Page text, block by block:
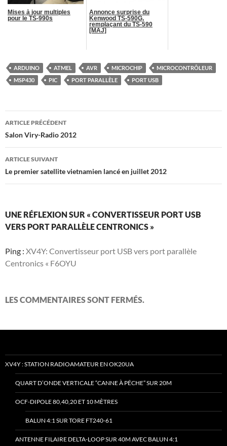
Mises à jour multiples
pour le TS-990s
Annonce surprise du
Kenwood TS-590G,
remplaçant du TS-590
[MAJ]
ARDUINO ATMEL AVR MICROCHIP
MICROCONTRÔLEUR
MSP430
PIC PORT PARALLÈLE PORT USB
Navigation
des
articles
ARTICLE PRÉCÉDENT
Salon Viry-Radio 2012
ARTICLE SUIVANT
Le premier satellite vietnamien lancé en juillet 2012
UNE RÉFLEXION SUR « CONVERTISSEUR PORT USB
VERS PORT PARALLÈLE CENTRONICS »
Ping : XV4Y: Convertisseur port USB vers port parallèle
Centronics « F6OYU
LES COMMENTAIRES SONT FERMÉS.
XV4Y : STATION RADIOAMATEUR EN OK20UA
QUART D’ONDE VERTICALE “CANNE À PÊCHE” SUR 20M
OCF-DIPOLE 80,40,20 ET 10 MÈTRES
BALUN 4:1 SUR TORE FT240-61
ANTENNE FILAIRE DELTA-LOOP SUR 40M AVEC BALUN 4:1